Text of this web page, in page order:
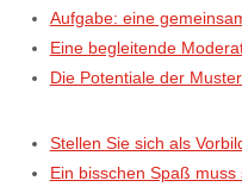
Aufgabe: eine
Eine begleitende
Die Potentiale der
Stellen Sie sich als
Ein bisschen Spaß muss